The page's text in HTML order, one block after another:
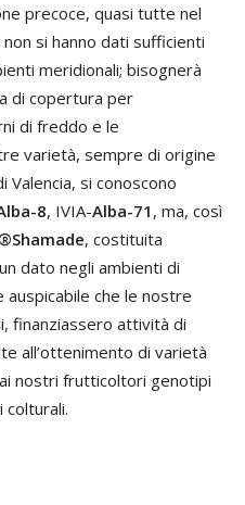
precoce, quasi tutte nel
si hanno dati sufficienti
meridionali; bisognerà
di copertura per
di freddo e le
varietà, sempre di origine
Valencia, si conoscono
8, IVIA-Alba-71 , ma, così
, costituita
dato negli ambienti di
auspicabile che le nostre
finanziassero attività di
all’ottenimento di varietà
nostri frutticoltori genotipi
colturali.